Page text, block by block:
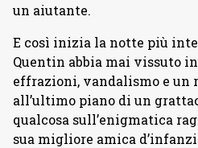
un aiutante.
E così inizia la notte più
Quentin abbia mai vissuto
effrazioni, vandalismo e un
all’ultimo piano di un
qualcosa sull’enigmatica
sua migliore amica